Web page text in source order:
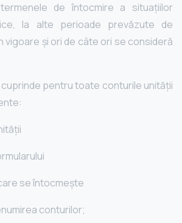
de întocmire a situațiilor
la alte perioade prevăzute de
vigoare și ori de câte ori se consideră
pentru toate conturile unității
se întocmește
conturilor;